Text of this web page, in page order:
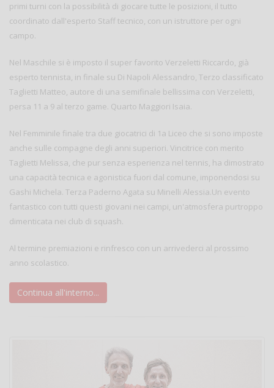
primi turni con la possibilità di giocare tutte le posizioni, il tutto
coordinato dall'esperto Staff tecnico, con un istruttore per ogni
campo.
Nel Maschile si è imposto il super favorito Verzeletti Riccardo, già
esperto tennista, in finale su Di Napoli Alessandro, Terzo classificato
Taglietti Matteo, autore di una semifinale bellissima con Verzeletti,
persa 11 a 9 al terzo game. Quarto Maggiori Isaia.
Nel Femminile finale tra due giocatrici di 1a Liceo che si sono imposte
anche sulle compagne degli anni superiori. Vincitrice con merito
Taglietti Melissa, che pur senza esperienza nel tennis, ha dimostrato
una capacità tecnica e agonistica fuori dal comune, imponendosi su
Gashi Michela. Terza Paderno Agata su Minelli Alessia.Un evento
fantastico con tutti questi giovani nei campi, un'atmosfera purtroppo
dimenticata nei club di squash.
Al termine premiazioni e rinfresco con un arrivederci al prossimo
anno scolastico.
Continua all'interno...